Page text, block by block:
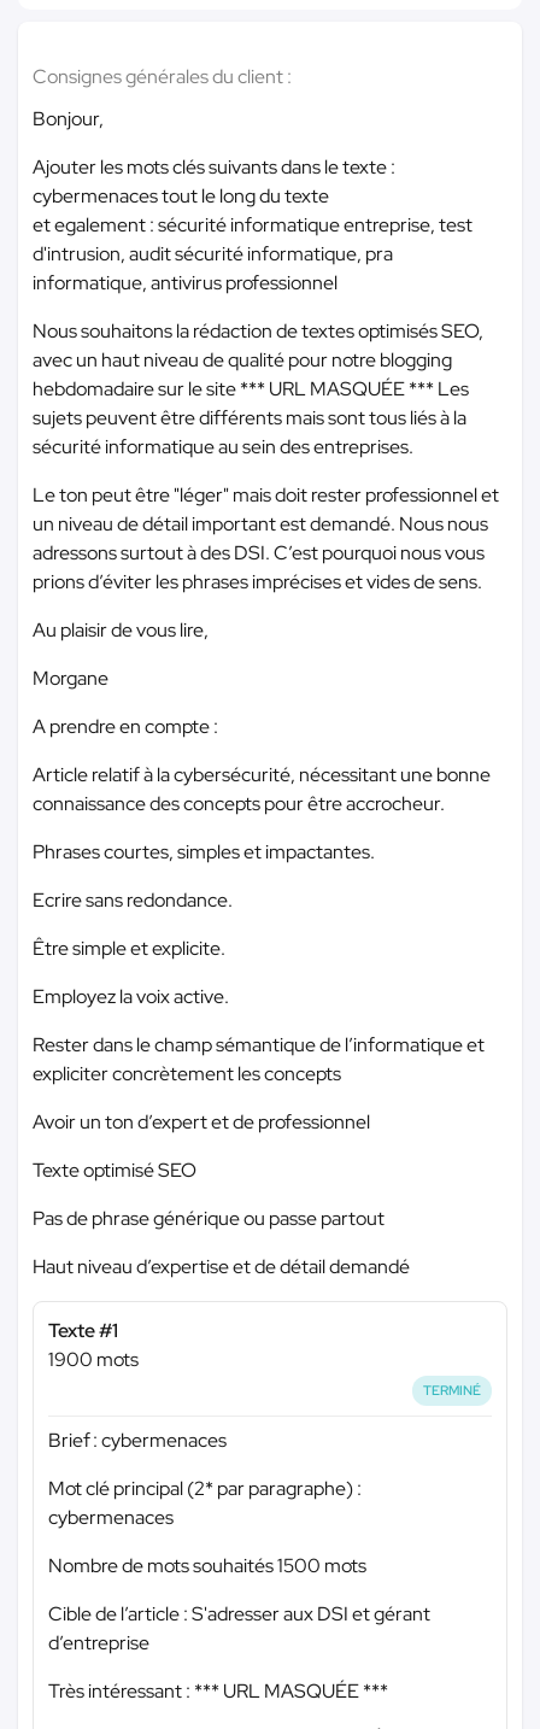
Consignes générales du client :
Bonjour,
Ajouter les mots clés suivants dans le texte :
cybermenaces tout le long du texte
et egalement : sécurité informatique entreprise, test
d'intrusion, audit sécurité informatique, pra
informatique, antivirus professionnel
Nous souhaitons la rédaction de textes optimisés SEO,
avec un haut niveau de qualité pour notre blogging
hebdomadaire sur le site*** URL MASQUÉE *** Les
sujets peuvent être différents mais sont tous liés à la
sécurité informatique au sein des entreprises.
Le ton peut être "léger" mais doit rester professionnel et
un niveau de détail important est demandé. Nous nous
adressons surtout à des DSI. C’est pourquoi nous vous
prions d’éviter les phrases imprécises et vides de sens.
Au plaisir de vous lire,
Morgane
A prendre en compte :
Article relatif à la cybersécurité, nécessitant une bonne
connaissance des concepts pour être accrocheur.
Phrases courtes, simples et impactantes.
Ecrire sans redondance.
Être simple et explicite.
Employez la voix active.
Rester dans le champ sémantique de l’informatique et
expliciter concrètement les concepts
Avoir un ton d’expert et de professionnel
Texte optimisé SEO
Pas de phrase générique ou passe partout
Haut niveau d’expertise et de détail demandé
Texte #1
1900 mots
TERMINÉ
Brief : cybermenaces
Mot clé principal (2* par paragraphe) :
cybermenaces
Nombre de mots souhaités 1500 mots
Cible de l’article : S'adresser aux DSI et gérant
d’entreprise
Très intéressant : *** URL MASQUÉE ***